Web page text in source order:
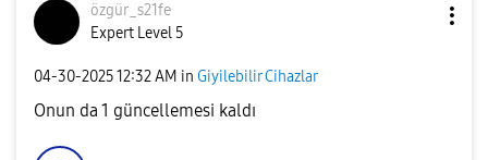
özgür_s21fe
Expert Level 5
‎04-30-202512:32 AM in Giyilebilir Cihazlar
Onun da 1 güncellemesi kaldı